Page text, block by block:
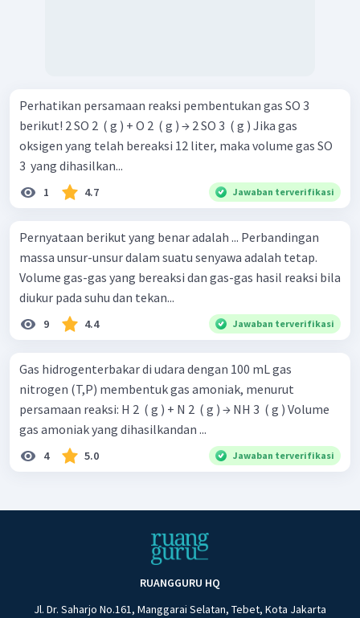
Perhatikan persamaan reaksi pembentukan gas SO 3 ​
berikut! 2 SO 2 ​ ( g ) + O 2 ​ ( g ) → 2 SO 3 ​ ( g ) Jika gas
oksigen yang telah bereaksi 12 liter, maka volume gas SO
3 ​ yang dihasilkan...
1 4.7 Jawaban terverifikasi
Pernyataan berikut yang benar adalah ... Perbandingan
massa unsur-unsur dalam suatu senyawa adalah tetap.
Volume gas-gas yang bereaksi dan gas-gas hasil reaksi bila
diukur pada suhu dan tekan...
9 4.4 Jawaban terverifikasi
Gas hidrogenterbakar di udara dengan 100 mL gas
nitrogen (T,P) membentuk gas amoniak, menurut
persamaan reaksi: H 2 ​ ( g ) + N 2 ​ ( g ) → NH 3 ​ ( g ) Volume
gas amoniak yang dihasilkandan ...
4 5.0 Jawaban terverifikasi
RUANGGURU HQ
Jl. Dr. Saharjo No.161, Manggarai Selatan, Tebet, Kota Jakarta